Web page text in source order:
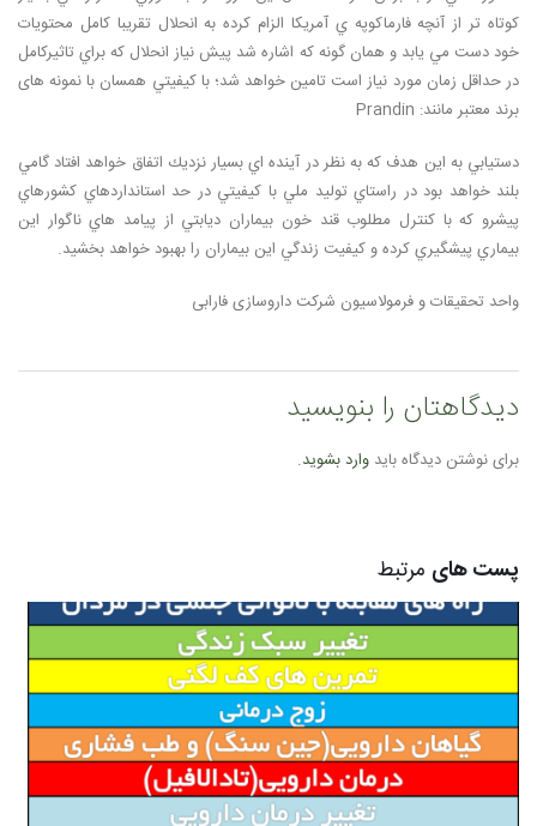
كوتاه تر از آنچه فارماكوپه ي آمريكا الزام كرده به انحلال تقريبا كامل محتويات
خود دست مي يابد و همان گونه كه اشاره شد پيش نیاز انحلال كه براي تاثيركامل
در حداقل زمان مورد نياز است تامين خواهد شد؛ با كيفيتي همسان با نمونه های
برند معتبر مانند: Prandin
دستيابي به اين هدف كه به نظر در آينده اي بسيار نزديك اتفاق خواهد افتاد گامي
بلند خواهد بود در راستاي توليد ملي با كيفيتي در حد استانداردهاي كشورهاي
پیشرو كه با كنترل مطلوب قند خون بيماران ديابتي از پيامد هاي ناگوار اين
بيماري پيشگيري كرده و كيفيت زندگي اين بيماران را بهبود خواهد بخشيد.
واحد تحقیقات و فرمولاسیون شرکت داروسازی فارابی
دیدگاهتان را بنویسید
برای نوشتن دیدگاه باید وارد بشوید.
پست های مرتبط